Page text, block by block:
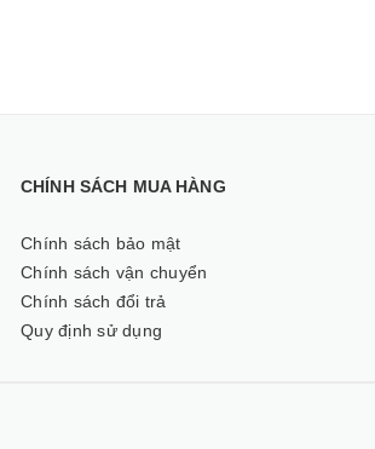
CHÍNH SÁCH MUA HÀNG
Chính sách bảo mật
Chính sách vận chuyển
Chính sách đổi trả
Quy định sử dụng